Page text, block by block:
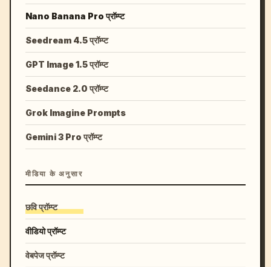
Nano Banana Pro प्रॉम्प्ट
Seedream 4.5 प्रॉम्प्ट
GPT Image 1.5 प्रॉम्प्ट
Seedance 2.0 प्रॉम्प्ट
Grok Imagine Prompts
Gemini 3 Pro प्रॉम्प्ट
मीडिया के अनुसार
छवि प्रॉम्प्ट
वीडियो प्रॉम्प्ट
वेबपेज प्रॉम्प्ट